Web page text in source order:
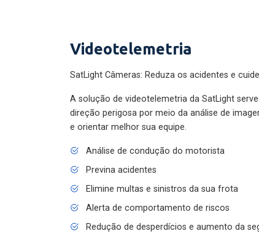
Videotelemetria
SatLight Câmeras: Reduza os acidentes e
A solução de videotelemetria da SatLight
direção perigosa por meio da análise de
e orientar melhor sua equipe.
Análise de condução do motorista
Previna acidentes
Elimine multas e sinistros da sua frota
Alerta de comportamento de riscos
Redução de desperdícios e aumento da